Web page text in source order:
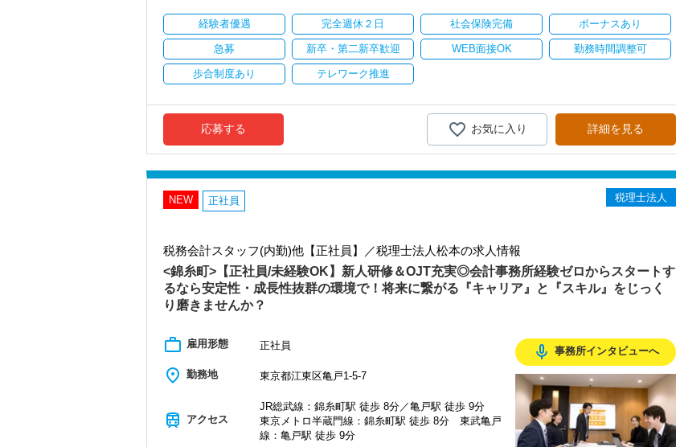
ています。
安定性抜群の環境で自己成長を実現できます。
社員の持つ「やる・やりたい」という気持ちを大事にしているため、資格を持っていなくても、スピーディー
なキャリアアップが可能です！
会計事務所経験者の方には幅広い業務に携わっていただき、早い段階から部下やチームのマネジメント業務に
も挑戦できます！これまでの経験・知識を活かしながら、さらに上のステージでキャリアアップをしません
創業以来17年連続増収増益、顧問先数2500以上、全国6拠点で安定的に成長中です。
お客様に事務所までご来社いただく来所型サービスで、中小企業の経営を幅広くサポートしています。
専門Webサイトを10サイト以上運営しており、新規顧問契約のお客様が毎年400件以上増加！
税理士という仕事は不況に強い仕事で、融資対応、給付金のサポート、補助金のサポートなどお手伝いできる
業務は数多く存在しています。
そのため、全拠点でスタッフの増員に力を入れており、さらなるサービス品質の向上を目指しています。
また、職場環境の改善に積極的に取り組む企業に対して認証される「社労士診断認証制度」を取得しました。
積極的に推進していきます。
長く安心して働ける環境を用意してお待ちしておりますので、当社で将来の不安なく働いてみませんか？
【錦糸町の事務所はこんなオフィスです】
17年間に及ぶ運営の中で、東京・千葉・埼玉と都心部から周辺エリアに至るまで、幅広い業種のお客様とのご
縁が誕生した場所です。
経験者優遇 完全週休２日 社会保険完備 ボーナスあり
急募 新卒・第二新卒歓迎 WEB面接OK 勤務時間調整可
歩合制度あり テレワーク推進
応募する 詳細を見る
お気に入り
NEW 正社員 税理士法人
税務会計スタッフ(内勤)他【正社員】／税理士法人松本の求人情報
<錦糸町>【正社員/未経験OK】新人研修＆OJT充実◎会計事務所経験ゼロからスタートす
るなら安定性・成長性抜群の環境で！将来に繋がる『キャリア』と『スキル』をじっく
り磨きませんか？
work_outline 雇用形態 正社員
place 勤務地 東京都江東区亀戸1-5-7
train アクセス
JR総武線：錦糸町駅 徒歩 8分／亀戸駅 徒歩 9分
東京メトロ半蔵門線：錦糸町駅 徒歩 8分 東武亀戸
線：亀戸駅 徒歩 9分
mic_none 事務所インタビューへ